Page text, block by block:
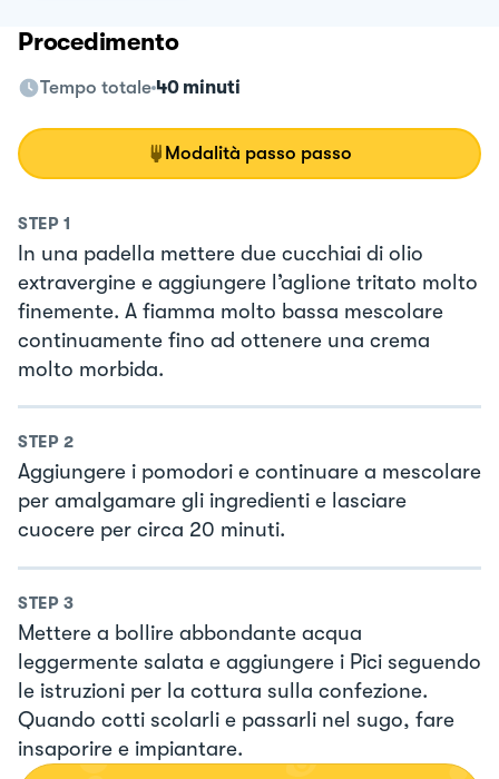
Procedimento
Tempo totale 40 minuti
Modalità passo passo
STEP 1
In una padella mettere due cucchiai di olio
extravergine e aggiungere l’aglione tritato molto
finemente. A fiamma molto bassa mescolare
continuamente fino ad ottenere una crema
molto morbida.
STEP 2
Aggiungere i pomodori e continuare a mescolare
per amalgamare gli ingredienti e lasciare
cuocere per circa 20 minuti.
STEP 3
Mettere a bollire abbondante acqua
leggermente salata e aggiungere i Pici seguendo
le istruzioni per la cottura sulla confezione.
Quando cotti scolarli e passarli nel sugo, fare
insaporire e impiantare.